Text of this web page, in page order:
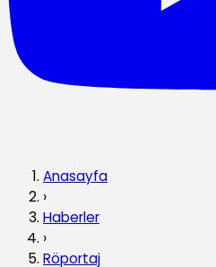
Anasayfa
›
Haberler
›
Röportaj